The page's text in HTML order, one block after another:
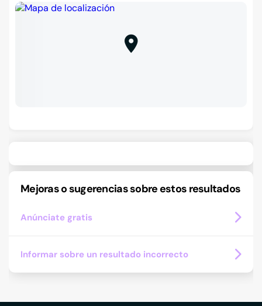
Mejoras o sugerencias sobre estos resultados
Anúnciate gratis
Informar sobre un resultado incorrecto